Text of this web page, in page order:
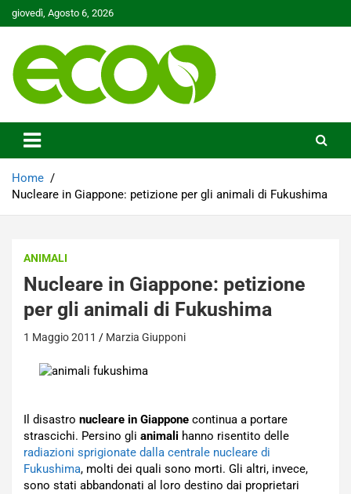
Skip
to
giovedì, Agosto 6, 2026
Ecoo.it
Home
Nucleare in Giappone: petizione per gli animali di Fukushima
ANIMALI
Nucleare in Giappone: petizione
per gli animali di Fukushima
1 Maggio 2011 Marzia Giupponi
Il disastro nucleare in Giappone continua a portare
strascichi. Persino gli animali hanno risentito delle
radiazioni sprigionate dalla centrale nucleare di
Fukushima, molti dei quali sono morti. Gli altri, invece,
sono stati abbandonati al loro destino dai proprietari